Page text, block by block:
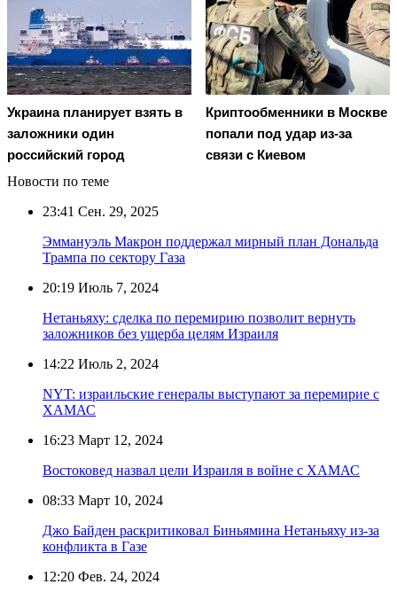
Украина планирует взять в
заложники один
российский город
Криптообменники в Москве
попали под удар из-за
связи с Киевом
Новости по теме
23:41 Сен. 29, 2025
Эммануэль Макрон поддержал мирный план Дональда
Трампа по сектору Газа
20:19 Июль 7, 2024
Нетаньяху: сделка по перемирию позволит вернуть
заложников без ущерба целям Израиля
14:22 Июль 2, 2024
NYT: израильские генералы выступают за перемирие с
ХАМАС
16:23 Март 12, 2024
Востоковед назвал цели Израиля в войне с ХАМАС
08:33 Март 10, 2024
Джо Байден раскритиковал Биньямина Нетаньяху из-за
конфликта в Газе
12:20 Фев. 24, 2024